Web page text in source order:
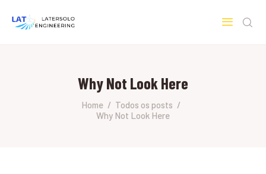
Why Not Look Here
Home
Todos os posts
Why Not Look Here
SOBRE A LATERSOLO
ENGINEERING